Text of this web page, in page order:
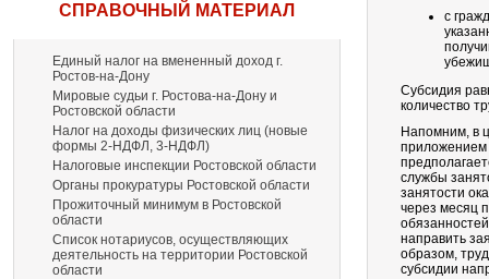
СПРАВОЧНЫЙ МАТЕРИАЛ
Единый налог на вмененный доход г.
Ростов-на-Дону
Мировые судьи г. Ростова-на-Дону и
Ростовской области
Налог на доходы физических лиц (новые
формы 2-НДФЛ, 3-НДФЛ)
Налоговые инспекции Ростовской области
Органы прокуратуры Ростовской области
Прожиточный минимум в Ростовской
области
Список нотариусов, осуществляющих
деятельность на территории Ростовской
области
с
Субсидия
количество
Напомним, в
приложением
службы
занятости
через месяц
направить
образом,
субсидии